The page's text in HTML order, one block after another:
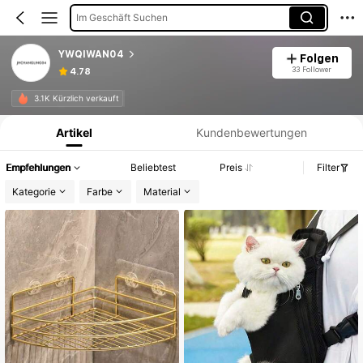
Im Geschäft Suchen
YWQIWAN04
4.78
Folgen
33 Follower
3.1K Kürzlich verkauft
Produktinformation: Preisangabe, Verkaufs- und Lagerbestandsdetails.
Artikel Kundenbewertungen
Empfehlungen Beliebtest Preis
Filter
Kategorie
Farbe Material